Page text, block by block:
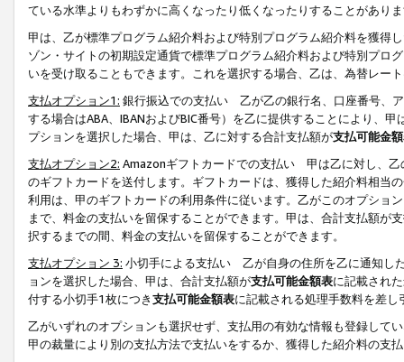
ている水準よりもわずかに高くなったり低くなったりすることがあり
甲は、乙が標準プログラム紹介料および特別プログラム紹介料を獲得
ゾン・サイトの初期設定通貨で標準プログラム紹介料および特別プロ
いを受け取ることもできます。これを選択する場合、乙は、為替レー
支払オプション1: 銀行振込での支払い 乙が乙の銀行名、口座番号、
する場合はABA、IBANおよびBIC番号）を乙に提供することにより、
プションを選択した場合、甲は、乙に対する合計支払額が支払可能金
支払オプション2: Amazonギフトカードでの支払い 甲は乙に対し、乙
のギフトカードを送付します。ギフトカードは、獲得した紹介料相当
利用は、甲のギフトカードの利用条件に従います。乙がこのオプショ
まで、料金の支払いを留保することができます。甲は、合計支払額が
択するまでの間、料金の支払いを留保することができます。
支払オプション 3: 小切手による支払い 乙が自身の住所を乙に通知し
ョンを選択した場合、甲は、合計支払額が支払可能金額表に記載され
付する小切手1枚につき支払可能金額表に記載される処理手数料を差し
乙がいずれのオプションも選択せず、支払用の有効な情報も登録して
甲の裁量により別の支払方法で支払いをするか、獲得した紹介料の支